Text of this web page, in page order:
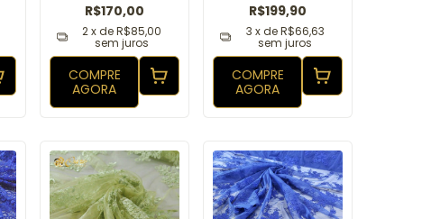
R$170,00
2x deR$85,00
sem juros
COMPRE
AGORA
R$199,90
3 x deR$66,63
sem juros
COMPRE
AGORA